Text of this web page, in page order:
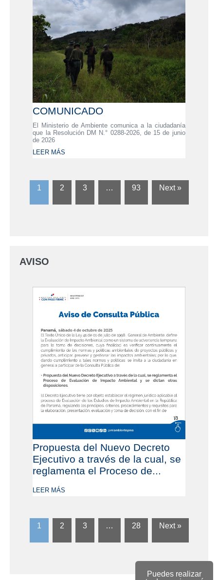
Puedes realizar
COMUNICADO
El Ministerio de Ambiente comunica a la ciudadanía
que la Resolución DM N.° 0288-2026, de 15 de junio
de 2026
LEER MÁS
1 2 3 … 93 Next »
AVISO
Propuesta del Nuevo Decreto
Ejecutivo a través de la cual, se
reglamenta el Proceso de...
LEER MÁS
1 2 3 … 28 Next »